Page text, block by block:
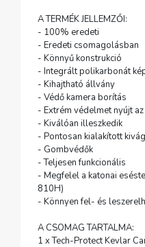
A TERMÉK JELLEMZŐI:
- 100% eredeti
- Eredeti csomagolásban
- Könnyű konstrukció
- Integrált polikarbonát
- Kihajtható állvány
- Védő kamera borítás
- Extrém védelmet nyújt
- Kiválóan illeszkedik
- Pontosan kialakított
- Gombvédők
- Teljesen funkcionális
- Megfelel a katonai
810H)
- Könnyen fel- és
A CSOMAG TARTALMA:
1 x Tech-Protect Kevlar